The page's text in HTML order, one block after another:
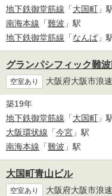
地下鉄御堂筋線 「大国町 」
南海本線 「難波 」駅
地下鉄御堂筋線 「なんば 」
グランパシフィック難
空室あり 大阪府大阪市浪
築19年
地下鉄御堂筋線 「大国町 」
大阪環状線 「今宮 」駅
南海本線 「難波 」駅
大国町青山ビル
空室あり 大阪府大阪市浪